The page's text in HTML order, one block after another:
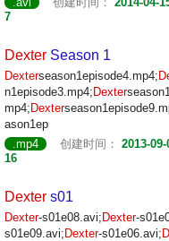
7
Dexter Season 1
Dexterseason1episode4.mp4;
n1episode3.mp4; Dexter
mp4; Dexter
ason1ep
.mp4
创建时间： 2013-09-
16
Dexter s01
Dexter-s01e08.avi; Dexter-
s01e09.avi; Dexter-s01e06.avi;